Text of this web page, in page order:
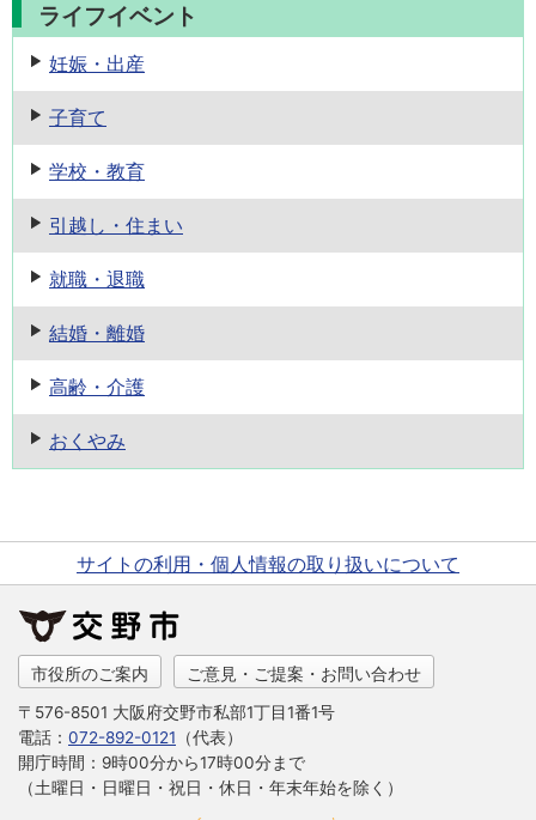
ライフイベント
妊娠・出産
子育て
学校・教育
引越し・住まい
就職・退職
結婚・離婚
高齢・介護
おくやみ
サイトの利用・個人情報の取り扱いについて
市役所のご案内 ご意見・ご提案・お問い合わせ
〒576-8501 大阪府交野市私部1丁目1番1号
電話： 072-892-0121 （代表）
開庁時間：9時00分から17時00分まで
（土曜日・日曜日・祝日・休日・年末年始を除く）